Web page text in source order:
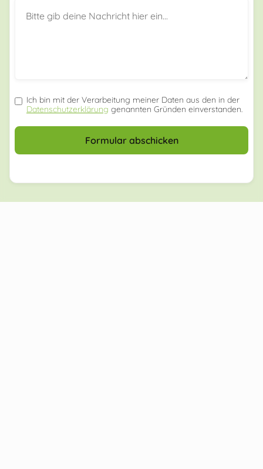
Ich bin mit der Verarbeitung meiner Daten aus den in der
Datenschutzerklärung genannten Gründen einverstanden.
Formular abschicken